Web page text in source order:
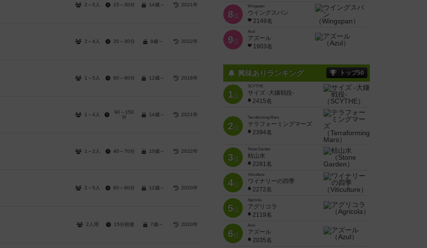
2～5人 15～30分 14歳～ 2021年
2～4人 20～30分 8歳～ 2022年
1～5人 60～90分 12歳～ 2018年
1～4人
90～150
分
14歳～ 2021年
1～2人 40～70分 10歳～ 2022年
2～5人 60～90分 12歳～ 2020年
2人用 15分前後 7歳～ 2020年
8位
Wingspan
ウイングスパン
2149名
9位
Azul
アズール
1903名
興味ありランキング トップ50
1位
SCYTHE
サイズ -大鎌戦役-
2415名
2位
Terraforming Mars
テラフォーミングマーズ
2394名
3位
Stone Garden
枯山水
2281名
4位
Viticulture
ワイナリーの四季
2272名
5位
Agricola
アグリコラ
2119名
6位
Azul
アズール
2035名